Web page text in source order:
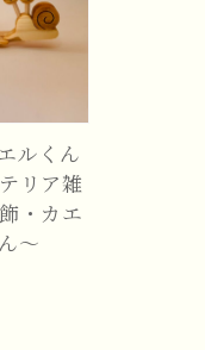
ルくん
リア雑
・カエ
～